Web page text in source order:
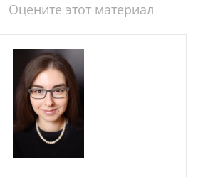
Оцените этот материал